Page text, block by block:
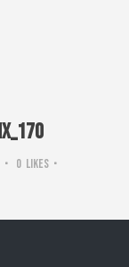
0 Likes